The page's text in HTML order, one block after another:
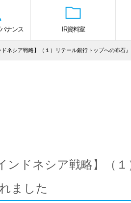
ナンス IR資料室
ネシア戦略】（１）リテール銀行トップへの布石
ンドネシア戦略】（
ました